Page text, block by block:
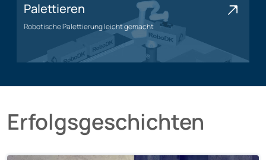
Palettieren
Robotische Palettierung leicht gemacht
Palettieranwendung
Erfolgsgeschichten